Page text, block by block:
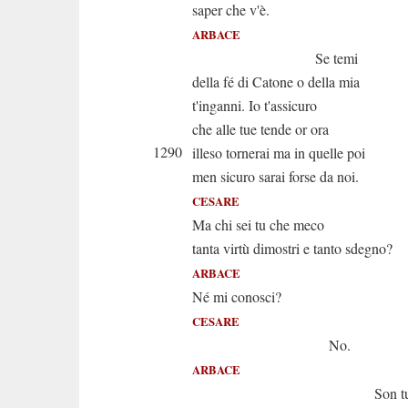
saper che v'è.
ARBACE
Se temi
della fé di Catone o della mia
t'inganni. Io t'assicuro
che alle tue tende or ora
1290 illeso tornerai ma in quelle poi
men sicuro sarai forse da noi.
CESARE
Ma chi sei tu che meco
tanta virtù dimostri e tanto sdegno?
ARBACE
Né mi conosci?
CESARE
No.
ARBACE
Son tuo